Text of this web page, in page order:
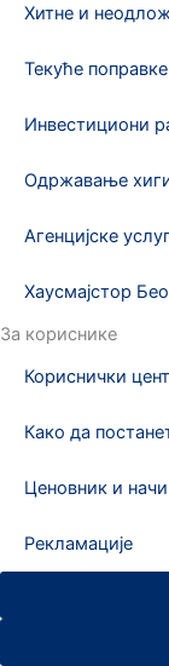
Хитне и
Текуће поправке
Инвестициони
Одржавање
Агенцијске
Хаусмајстор
За кориснике
Кориснички
Како да
Ценовник и
Рекламације